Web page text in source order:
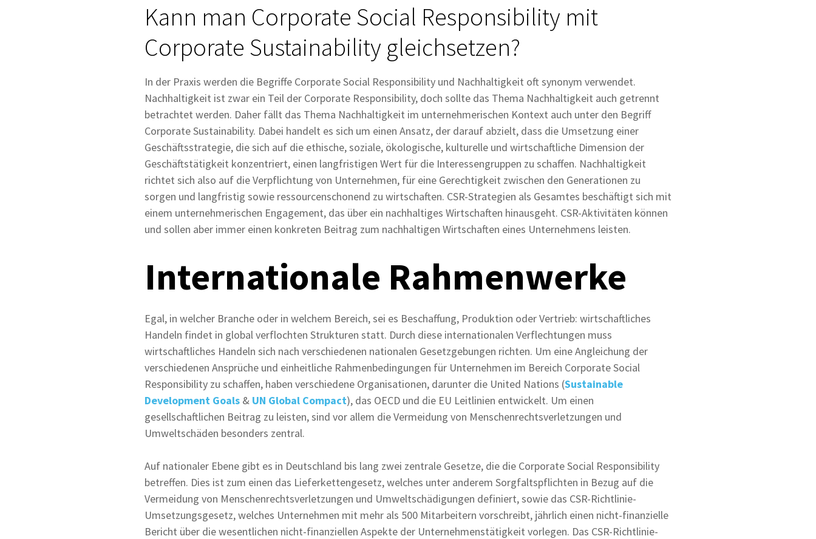
Kann man Corporate Social Responsibility mit
Corporate Sustainability gleichsetzen?
In der Praxis werden die Begriffe Corporate Social Responsibility und Nachhaltigkeit oft synonym verwendet.
Nachhaltigkeit ist zwar ein Teil der Corporate Responsibility, doch sollte das Thema Nachhaltigkeit auch getrennt
betrachtet werden. Daher fällt das Thema Nachhaltigkeit im unternehmerischen Kontext auch unter den Begriff
Corporate Sustainability. Dabei handelt es sich um einen Ansatz, der darauf abzielt, dass die Umsetzung einer
Geschäftsstrategie, die sich auf die ethische, soziale, ökologische, kulturelle und wirtschaftliche Dimension der
Geschäftstätigkeit konzentriert, einen langfristigen Wert für die Interessengruppen zu schaffen. Nachhaltigkeit
richtet sich also auf die Verpflichtung von Unternehmen, für eine Gerechtigkeit zwischen den Generationen zu
sorgen und langfristig sowie ressourcenschonend zu wirtschaften. CSR-Strategien als Gesamtes beschäftigt sich mit
einem unternehmerischen Engagement, das über ein nachhaltiges Wirtschaften hinausgeht. CSR-Aktivitäten können
und sollen aber immer einen konkreten Beitrag zum nachhaltigen Wirtschaften eines Unternehmens leisten.
Internationale Rahmenwerke
Egal, in welcher Branche oder in welchem Bereich, sei es Beschaffung, Produktion oder Vertrieb: wirtschaftliches
Handeln findet in global verflochten Strukturen statt. Durch diese internationalen Verflechtungen muss
wirtschaftliches Handeln sich nach verschiedenen nationalen Gesetzgebungen richten. Um eine Angleichung der
verschiedenen Ansprüche und einheitliche Rahmenbedingungen für Unternehmen im Bereich Corporate Social
Responsibility zu schaffen, haben verschiedene Organisationen, darunter die United Nations (Sustainable
Development Goals & UN Global Compact), das OECD und die EU Leitlinien entwickelt. Um einen
gesellschaftlichen Beitrag zu leisten, sind vor allem die Vermeidung von Menschenrechtsverletzungen und
Umweltschäden besonders zentral.
Auf nationaler Ebene gibt es in Deutschland bis lang zwei zentrale Gesetze, die die Corporate Social Responsibility
betreffen. Dies ist zum einen das Lieferkettengesetz, welches unter anderem Sorgfaltspflichten in Bezug auf die
Vermeidung von Menschenrechtsverletzungen und Umweltschädigungen definiert, sowie das CSR-Richtlinie-
Umsetzungsgesetz, welches Unternehmen mit mehr als 500 Mitarbeitern vorschreibt, jährlich einen nicht-finanzielle
Bericht über die wesentlichen nicht-finanziellen Aspekte der Unternehmenstätigkeit vorlegen. Das CSR-Richtlinie-